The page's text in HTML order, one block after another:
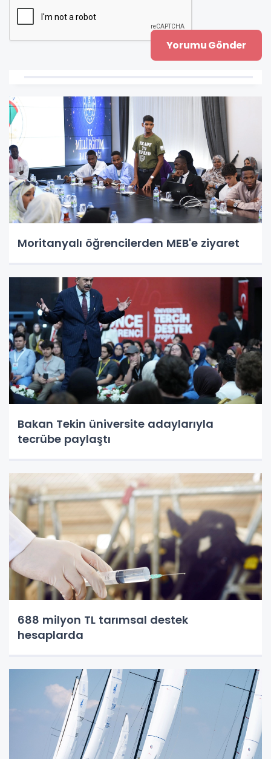
Moritanyalı öğrencilerden MEB'e ziyaret
Bakan Tekin üniversite adaylarıyla
tecrübe paylaştı
688 milyon TL tarımsal destek
hesaplarda